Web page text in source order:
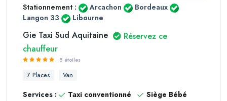
Stationnement : Arcachon
Bordeaux
Langon 33
Libourne
Gie Taxi Sud Aquitaine
Réservez ce
chauffeur
5 étoiles
7 Places Van
Services : Taxi conventionné
Siège Bébé